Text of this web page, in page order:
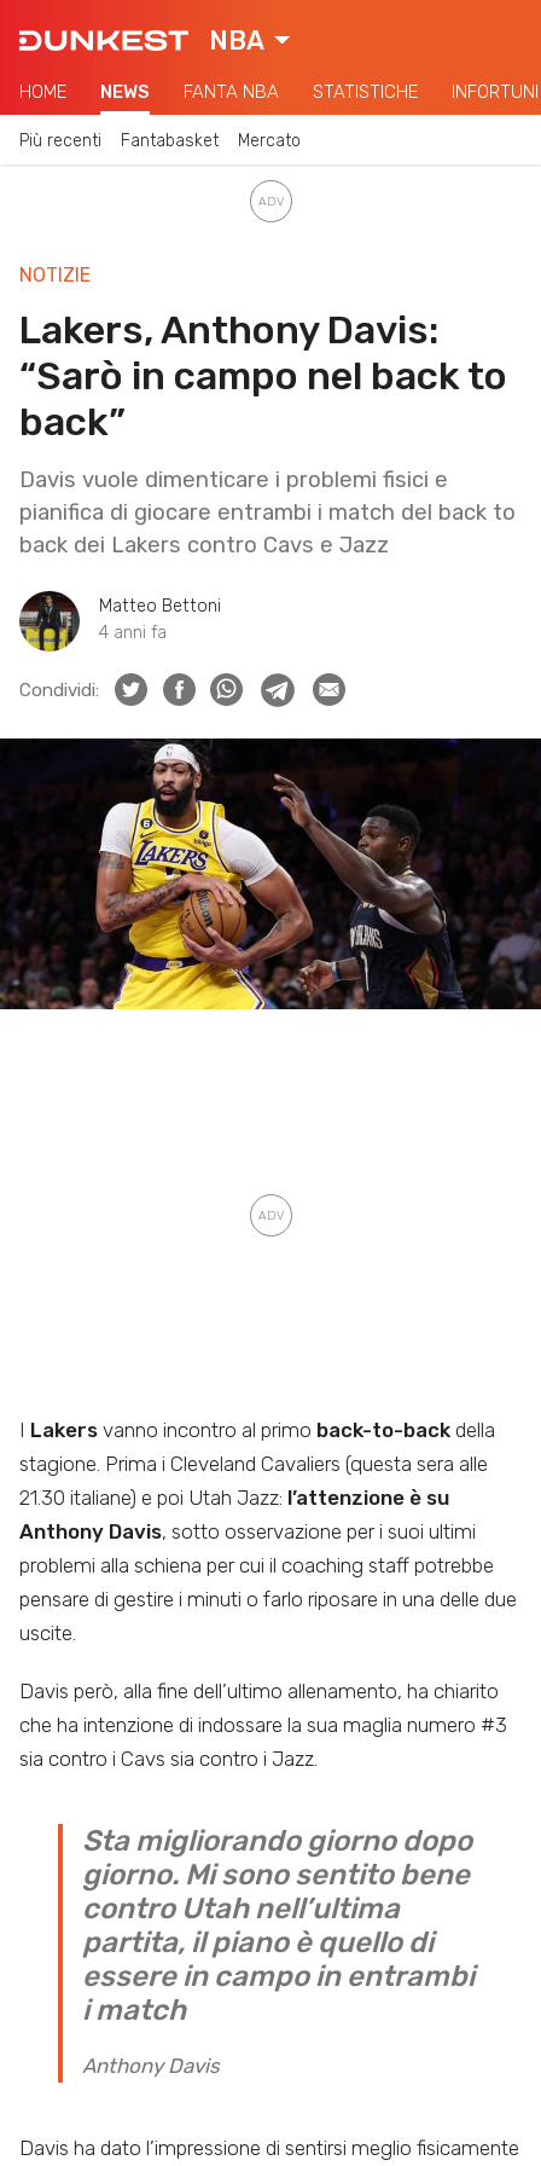
NBA
HOME NEWS FANTA NBA STATISTICHE INFORTUNI
Più recenti Fantabasket Mercato
NOTIZIE
Lakers, Anthony Davis:
“Sarò in campo nel back to
back”
Davis vuole dimenticare i problemi fisici e
pianifica di giocare entrambi i match del back to
back dei Lakers contro Cavs e Jazz
Matteo Bettoni
4 anni fa
Condividi:
I Lakers vanno incontro al primo back-to-back della
stagione. Prima i Cleveland Cavaliers (questa sera alle
21.30 italiane) e poi Utah Jazz: l’attenzione è su
Anthony Davis, sotto osservazione per i suoi ultimi
problemi alla schiena per cui il coaching staff potrebbe
pensare di gestire i minuti o farlo riposare in una delle due
uscite.
Davis però, alla fine dell’ultimo allenamento, ha chiarito
che ha intenzione di indossare la sua maglia numero #3
sia contro i Cavs sia contro i Jazz.
Sta migliorando giorno dopo
giorno. Mi sono sentito bene
contro Utah nell’ultima
partita, il piano è quello di
essere in campo in entrambi
i match
Anthony Davis
Davis ha dato l’impressione di sentirsi meglio fisicamente